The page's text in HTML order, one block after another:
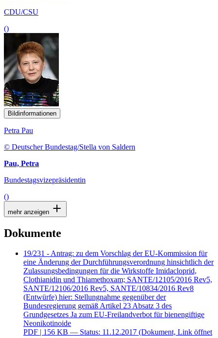
CDU/CSU
()
Bildinformationen
Petra Pau
© Deutscher Bundestag/Stella von Saldern
Pau, Petra
Bundestagsvizepräsidentin
()
mehr anzeigen
Dokumente
19/231 - Antrag: zu dem Vorschlag der EU-Kommission für
eine Änderung der Durchführungsverordnung hinsichtlich der
Zulassungsbedingungen für die Wirkstoffe Imidacloprid,
Clothianidin und Thiamethoxam; SANTE/12105/2016 Rev5,
SANTE/12106/2016 Rev5, SANTE/10834/2016 Rev8
(Entwürfe) hier: Stellungnahme gegenüber der
Bundesregierung gemäß Artikel 23 Absatz 3 des
Grundgesetzes Ja zum EU-Freilandverbot für bienengiftige
Neonikotinoide
PDF | 156 KB — Status: 11.12.2017 (Dokument, Link öffnet